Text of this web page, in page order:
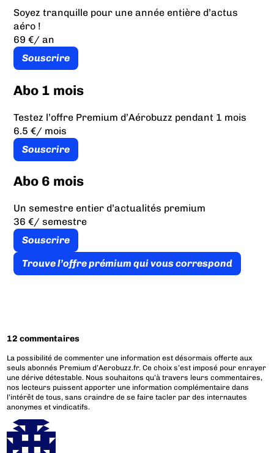
Soyez tranquille pour une année entière d’actus
aéro !
69 €/ an
Souscrire
Abo 1 mois
Testez l’offre Premium d’Aérobuzz pendant 1 mois
6.5 €/ mois
Souscrire
Abo 6 mois
Un semestre entier d’actualités premium
36 €/ semestre
Souscrire
Trouve l’offre prémium qui vous correspond
12 commentaires
La possibilité de commenter une information est désormais offerte aux
seuls abonnés Premium d’Aerobuzz.fr. Ce choix s’est imposé pour enrayer
une dérive détestable. Nous souhaitons qu’à travers leurs commentaires,
nos lecteurs puissent apporter une information complémentaire dans
l’intérêt de tous, sans craindre de se faire tacler par des internautes
anonymes et vindicatifs.